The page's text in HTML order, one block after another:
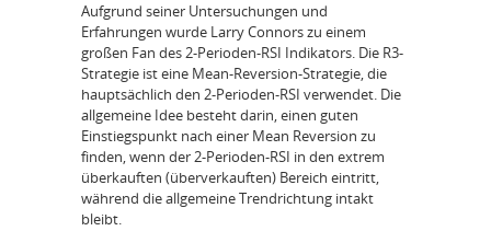
Aufgrund seiner Untersuchungen und
Erfahrungen wurde Larry Connors zu einem
großen Fan des 2-Perioden-RSI Indikators. Die R3-
Strategie ist eine Mean-Reversion-Strategie, die
hauptsächlich den 2-Perioden-RSI verwendet. Die
allgemeine Idee besteht darin, einen guten
Einstiegspunkt nach einer Mean Reversion zu
finden, wenn der 2-Perioden-RSI in den extrem
überkauften (überverkauften) Bereich eintritt,
während die allgemeine Trendrichtung intakt
bleibt.